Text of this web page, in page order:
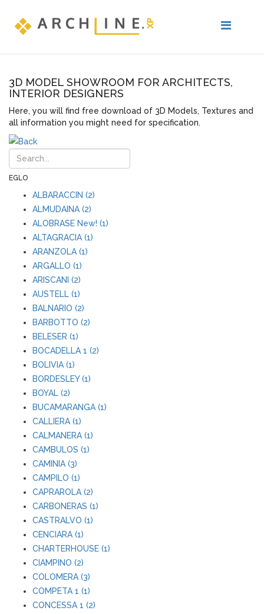
3D MODEL SHOWROOM FOR ARCHITECTS,
INTERIOR DESIGNERS
Here, you will find free download of 3D Models, Textures and
all information you might need for specification.
EGLO
ALBARACCIN (2)
ALMUDAINA (2)
ALOBRASE New! (1)
ALTAGRACIA (1)
ARANZOLA (1)
ARGALLO (1)
ARISCANI (2)
AUSTELL (1)
BALNARIO (2)
BARBOTTO (2)
BELESER (1)
BOCADELLA 1 (2)
BOLIVIA (1)
BORDESLEY (1)
BOYAL (2)
BUCAMARANGA (1)
CALLIERA (1)
CALMANERA (1)
CAMBULOS (1)
CAMINIA (3)
CAMPILO (1)
CAPRAROLA (2)
CARBONERAS (1)
CASTRALVO (1)
CENCIARA (1)
CHARTERHOUSE (1)
CIAMPINO (2)
COLOMERA (3)
COMPETA 1 (1)
CONCESSA 1 (2)